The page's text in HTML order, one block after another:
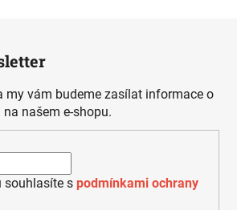
c
í
p
r
k
my vám budeme zasílat informace o
našem e-shopu.
souhlasíte s podmínkami ochrany